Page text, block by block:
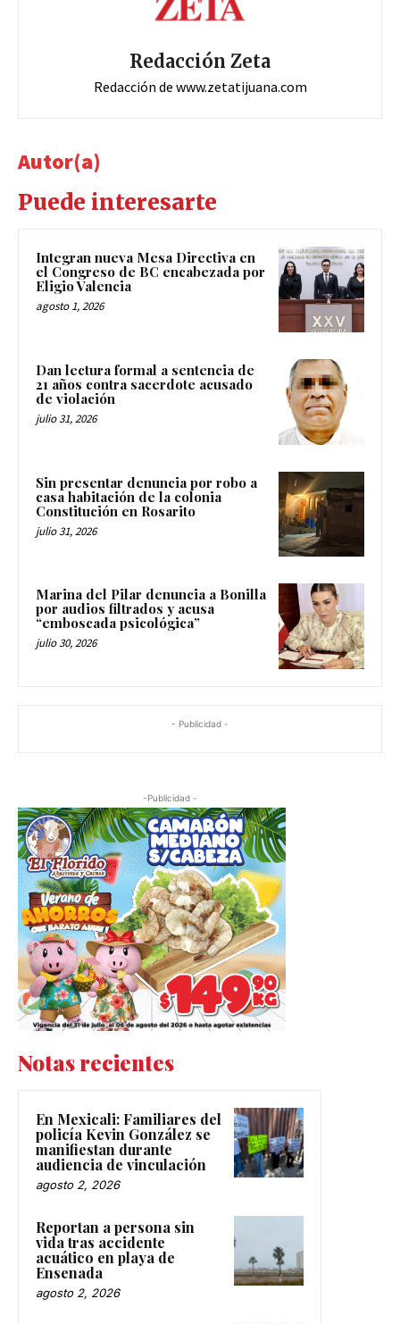
Redacción Zeta
Redacción de www.zetatijuana.com
Autor(a)
Puede interesarte
Integran nueva Mesa Directiva en
el Congreso de BC encabezada por
Eligio Valencia
agosto 1, 2026
Dan lectura formal a sentencia de
21 años contra sacerdote acusado
de violación
julio 31, 2026
Sin presentar denuncia por robo a
casa habitación de la colonia
Constitución en Rosarito
julio 31, 2026
Marina del Pilar denuncia a Bonilla
por audios filtrados y acusa
“emboscada psicológica”
julio 30, 2026
- Publicidad -
-Publicidad -
Notas recientes
En Mexicali: Familiares del
policía Kevin González se
manifiestan durante
audiencia de vinculación
agosto 2, 2026
Reportan a persona sin
vida tras accidente
acuático en playa de
Ensenada
agosto 2, 2026